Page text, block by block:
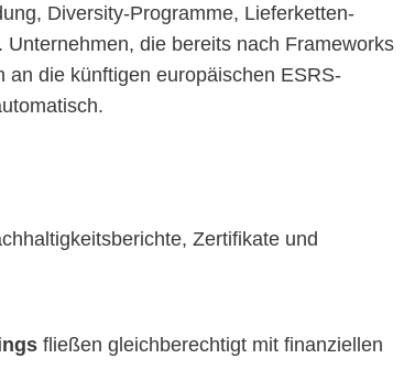
Diversity-Programme, Lieferketten­
die bereits nach Frameworks
die künftigen europäischen ESRS-
Zertifikate und
fließen gleichberechtigt mit finanziellen